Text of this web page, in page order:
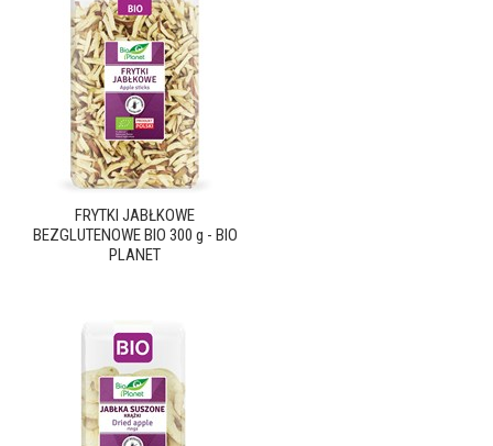
FRYTKI JABŁKOWE
BEZGLUTENOWE BIO 300 g - BIO
PLANET